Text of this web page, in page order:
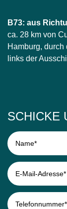
B73: aus
ca. 28 km von
Hamburg, durch
links der
SCHICKE